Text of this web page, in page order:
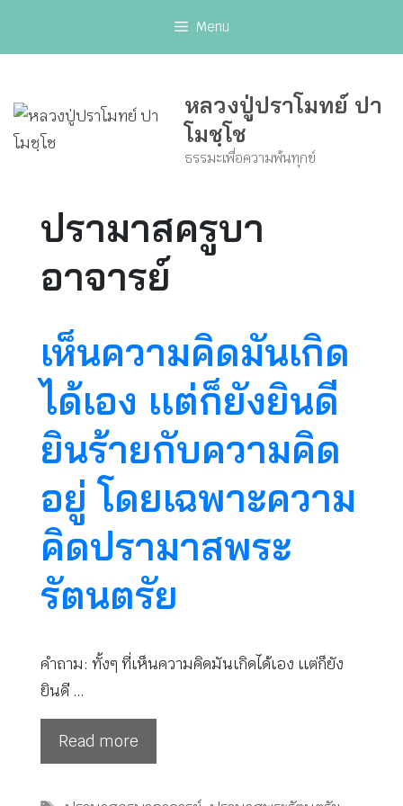
Menu
หลวงปู่ปราโมทย์ ปา
โมชฺโช
ธรรมะเพื่อความพ้นทุกข์
ปรามาสครูบา
อาจารย์
เห็นความคิดมันเกิด
ได้เอง เเต่ก็ยังยินดี
ยินร้ายกับความคิด
อยู่ โดยเฉพาะความ
คิดปรามาสพระ
รัตนตรัย
คำถาม: ทั้งๆ ที่เห็นความคิดมันเกิดได้เอง เเต่ก็ยัง
ยินดี …
Read more